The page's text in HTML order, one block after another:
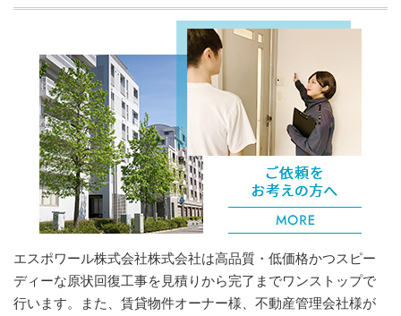
エスポワール株式会社株式会社は高品質・低価格かつスピー
ディーな原状回復工事を見積りから完了までワンストップで
行います。また、賃貸物件オーナー様、不動産管理会社様が